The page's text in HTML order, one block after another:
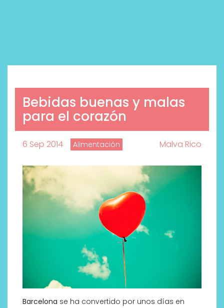
Bebidas buenas y malas
para el corazón
6 Sep 2014 Alimentación Malva Rico
Barcelona se ha convertido por unos días en